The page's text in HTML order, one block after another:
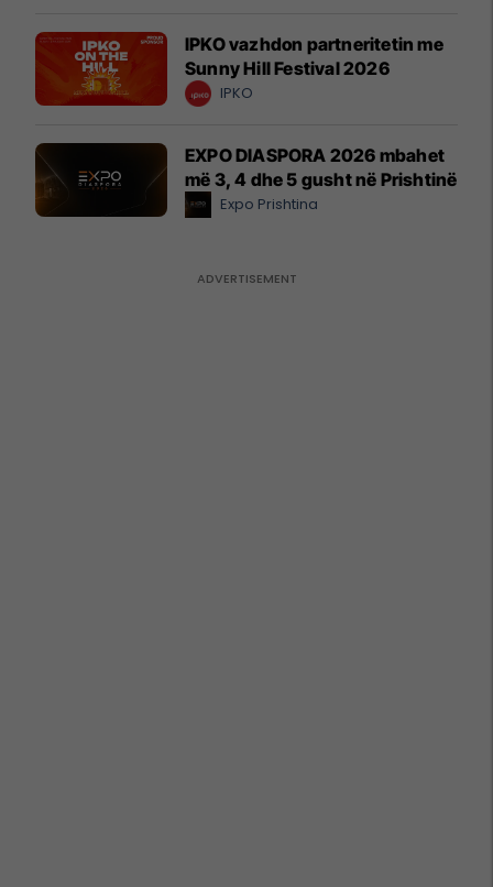
IPKO vazhdon partneritetin me
Sunny Hill Festival 2026
IPKO
EXPO DIASPORA 2026 mbahet
më 3, 4 dhe 5 gusht në Prishtinë
Expo Prishtina